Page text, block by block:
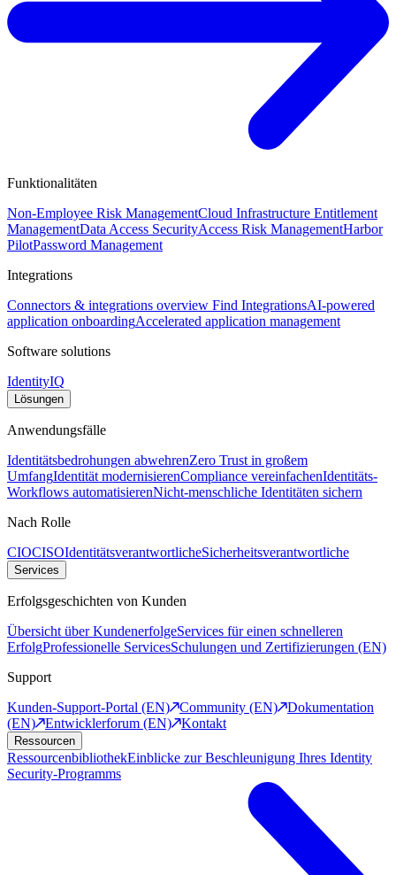
Funktionalitäten
Non-Employee Risk ManagementCloud Infrastructure Entitlement
ManagementData Access SecurityAccess Risk ManagementHarbor
PilotPassword Management
Integrations
Connectors & integrations overview Find IntegrationsAI-powered
application onboardingAccelerated application management
Software solutions
IdentityIQ
Lösungen
Anwendungsfälle
Identitätsbedrohungen abwehrenZero Trust in großem
UmfangIdentität modernisierenCompliance vereinfachenIdentitäts-
Workflows automatisierenNicht-menschliche Identitäten sichern
Nach Rolle
CIOCISOIdentitätsverantwortlicheSicherheitsverantwortliche
Services
Erfolgsgeschichten von Kunden
Übersicht über KundenerfolgeServices für einen schnelleren
ErfolgProfessionelle ServicesSchulungen und Zertifizierungen (EN)
Support
Kunden-Support-Portal (EN)
Community (EN)
Dokumentation
(EN)
Entwicklerforum (EN) Kontakt
Ressourcen
RessourcenbibliothekEinblicke zur Beschleunigung Ihres Identity
Security-Programms